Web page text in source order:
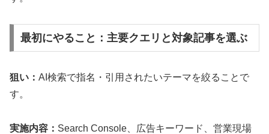
最初にやること：主要クエリと対象記事を選ぶ
狙い： AI検索で指名・引用されたいテーマを絞ることで
す。
実施内容： Search Console、広告キーワード、営業現場